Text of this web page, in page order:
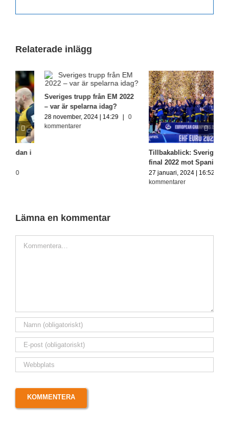
Relaterade inlägg
Sveriges trupp från EM 2022
– var är spelarna idag?
28 november, 2024 | 14:29 |
kommentarer
Tillbakablick: Sveriges EM-
final 2022 mot Spanien
27 januari, 2024 | 16:52 |
kommentarer
Lämna en kommentar